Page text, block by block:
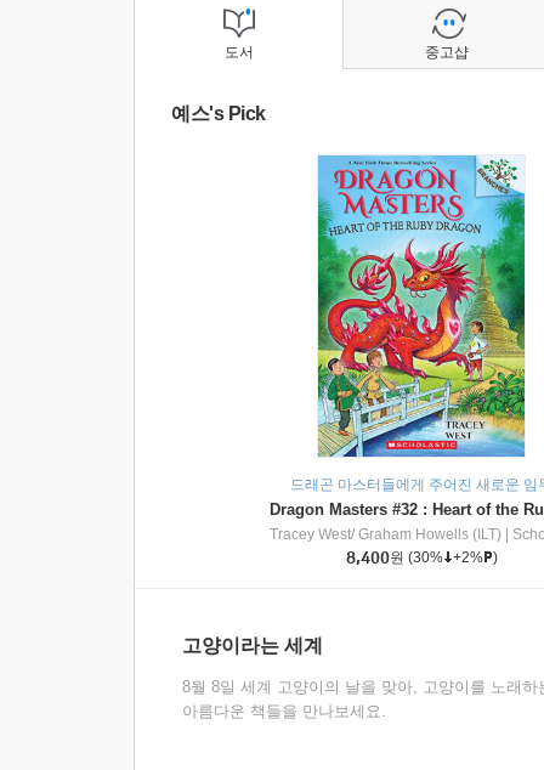
도서
예스's Pick
드래곤 마스터들에게 주어진 새로운 임
Tracey West/ Graham Howells (ILT)
8,400원 (30% +2% )
고양이라는 세계
8월 8일 세계 고양이의 날을 맞아, 고양이를 노래하
아름다운 책들을 만나보세요.
중고샵